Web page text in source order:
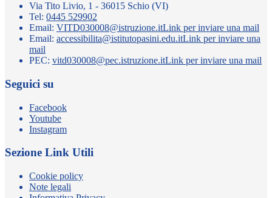
Via Tito Livio, 1 - 36015 Schio (VI)
Tel: 0445 529902
Email: VITD030008@istruzione.itLink per inviare una mail
Email: accessibilita@istitutopasini.edu.itLink per inviare una
mail
PEC: vitd030008@pec.istruzione.itLink per inviare una mail
Seguici su
Facebook
Youtube
Instagram
Sezione Link Utili
Cookie policy
Note legali